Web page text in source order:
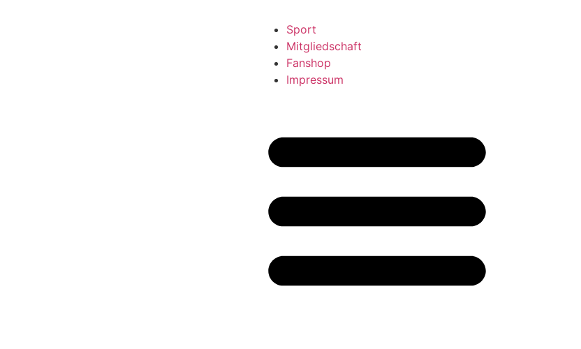
Sport
Mitgliedschaft
Fanshop
Impressum